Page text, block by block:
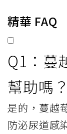
精華 FAQ
Q1：蔓
幫助嗎？
是的，蔓越
防泌尿道感